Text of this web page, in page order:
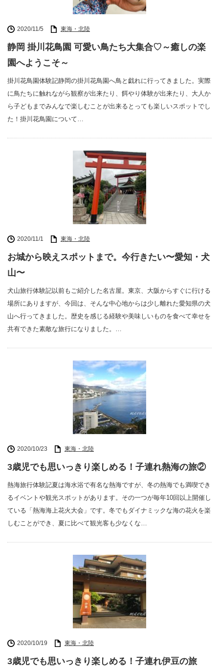
2020/11/5 東海・北陸
静岡 掛川花鳥園 可愛い鳥たち大集合♡～癒しの楽
園へようこそ～
掛川花鳥園体験記静岡の掛川花鳥園へ鳥と戯れに行ってきました。実際
に鳥たちに触れながら観察が出来たり、餌やり体験が出来たり、大人か
ら子どもまでみんなで楽しむことが出来るとっても楽しいスポットでし
た！掛川花鳥園について…
2020/11/1 東海・北陸
お城から映えスポットまで。今行きたい〜愛知・犬
山〜
犬山旅行体験記以前もご紹介した名古屋。東京、大阪からすぐに行ける
場所にありますが、今回は、そんな中心地からは少し離れた愛知県の犬
山へ行ってきました。歴史を感じる経験や美味しいものを食べて幸せを
共有できた素敵な旅行になりました。…
2020/10/23 東海・北陸
3歳児でも思いっきり楽しめる！子連れ熱海の旅②
熱海旅行体験記夏は海水浴で有名な熱海ですが、冬の熱海でも満喫でき
るイベントや観光スポットがあります。その一つが毎年10回以上開催し
ている「熱海海上花火大会」です。冬でもダイナミックな海の花火を楽
しむことができ、夏に比べて観光客も少なくな…
2020/10/19 東海・北陸
3歳児でも思いっきり楽しめる！子連れ伊豆の旅